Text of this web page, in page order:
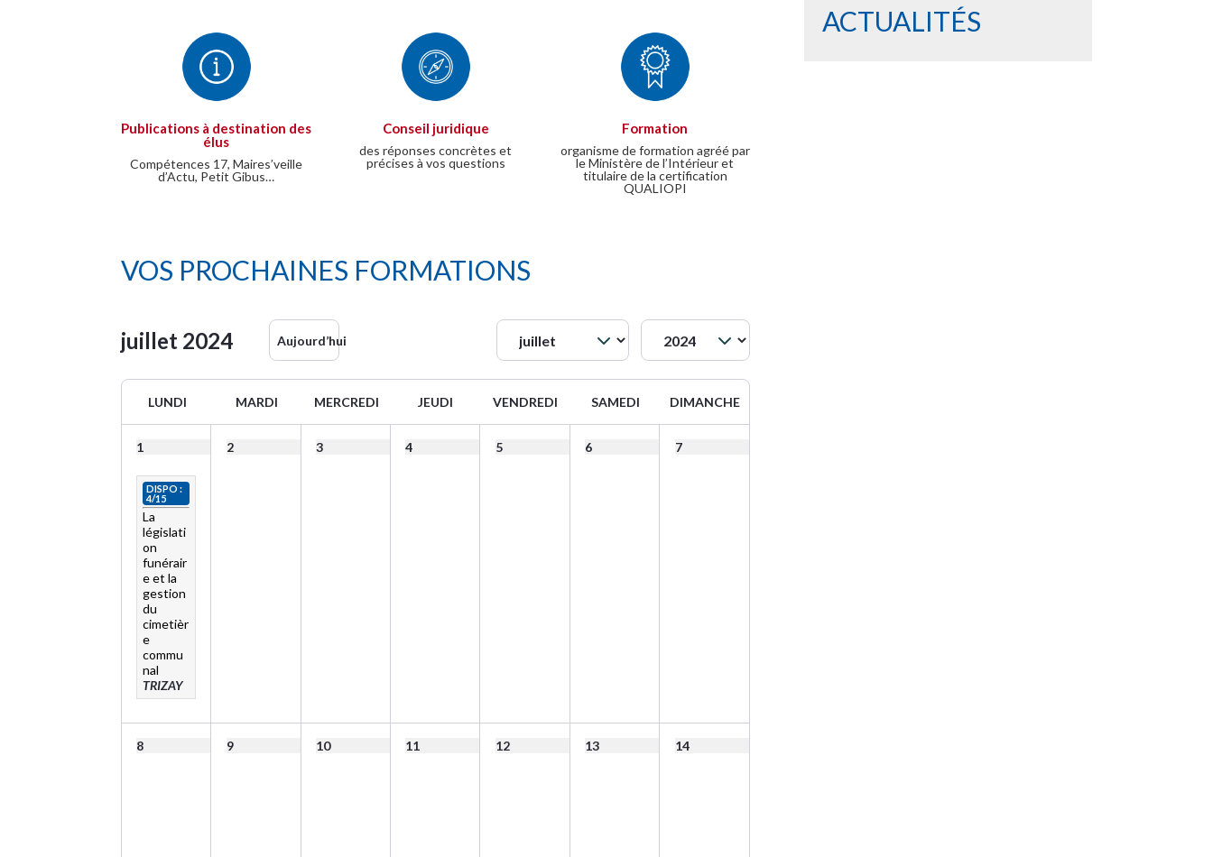
Publications à destination des
élus
Compétences 17, Maires’veille
d’Actu, Petit Gibus…
Conseil juridique
des réponses concrètes et
précises à vos questions
Formation
organisme de formation agréé par
le Ministère de l’Intérieur et
titulaire de la certification
QUALIOPI
VOS PROCHAINES FORMATIONS
juillet 2024 Aujourd’hui
LUNDI MARDI MERCREDI JEUDI VENDREDI SAMEDI DIMANCHE
1
DISPO :
4/15
La
législati
on
funérair
e et la
gestion
du
cimetièr
e
commu
nal
TRIZAY
2 3 4 5 6 7
8 9 10 11 12 13 14
ACTUALITÉS